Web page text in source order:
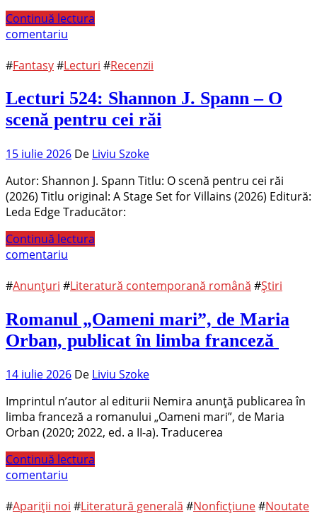
Continuă lectura
comentariu
#Fantasy#Lecturi #Recenzii
Lecturi 524: Shannon J. Spann – O
scenă pentru cei răi
15 iulie 2026 De Liviu Szoke
Autor: Shannon J. Spann Titlu: O scenă pentru cei răi
(2026) Titlu original: A Stage Set for Villains (2026) Editură:
Leda Edge Traducător:
Continuă lectura
comentariu
#Anunțuri #Literatură contemporană română #Știri
Romanul „Oameni mari”, de Maria
Orban, publicat în limba franceză
14 iulie 2026 De Liviu Szoke
Imprintul n’autor al editurii Nemira anunță publicarea în
limba franceză a romanului „Oameni mari”, de Maria
Orban (2020; 2022, ed. a II-a). Traducerea
Continuă lectura
comentariu
#Apariții noi #Literatură generală #Nonficțiune#Noutate